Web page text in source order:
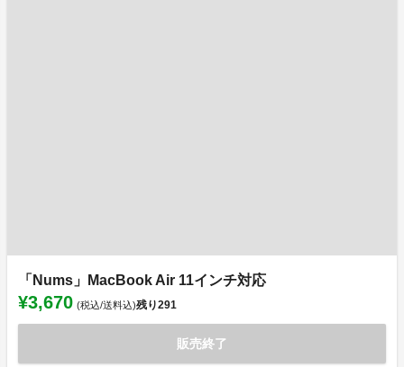
「Nums」MacBook Air 11インチ対応
¥3,670 (税込/送料込)残り291
販売終了